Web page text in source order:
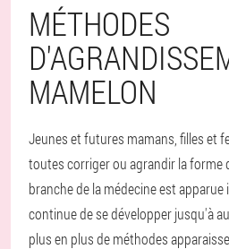
MÉTHODES
MAMELON
Jeunes et futures mamans, filles et
toutes corriger ou agrandir la forme
branche de la médecine est
continue de se développer jusqu'à
plus en plus de méthodes